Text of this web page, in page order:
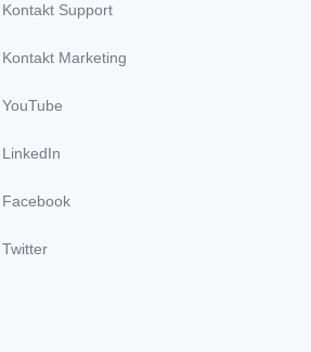
Kontakt Support
Kontakt Marketing
YouTube
LinkedIn
Facebook
Twitter